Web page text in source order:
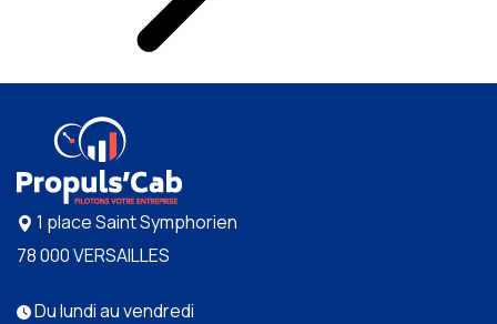
1 place Saint Symphorien
78 000 VERSAILLES
Du lundi au vendredi